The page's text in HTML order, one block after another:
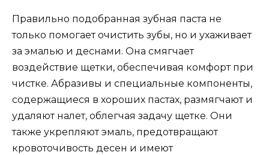
Правильно подобранная зубная паста не
только помогает очистить зубы, но и ухаживает
за эмалью и деснами. Она смягчает
воздействие щетки, обеспечивая комфорт при
чистке. Абразивы и специальные компоненты,
содержащиеся в хороших пастах, размягчают и
удаляют налет, облегчая задачу щетке. Они
также укрепляют эмаль, предотвращают
кровоточивость десен и имеют